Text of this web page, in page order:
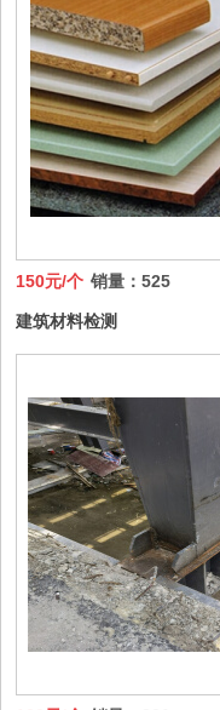
150元/个 销量：525
建筑材料检测